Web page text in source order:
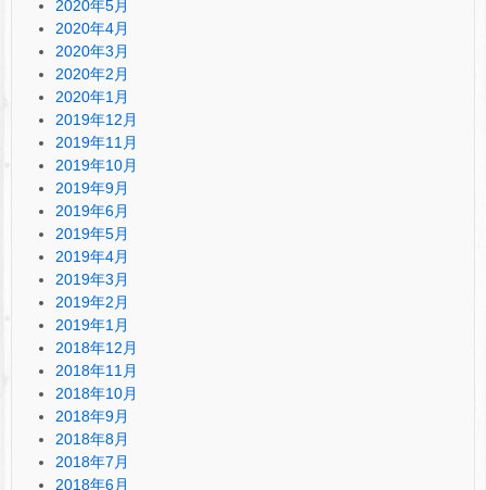
2020年5月
2020年4月
2020年3月
2020年2月
2020年1月
2019年12月
2019年11月
2019年10月
2019年9月
2019年6月
2019年5月
2019年4月
2019年3月
2019年2月
2019年1月
2018年12月
2018年11月
2018年10月
2018年9月
2018年8月
2018年7月
2018年6月